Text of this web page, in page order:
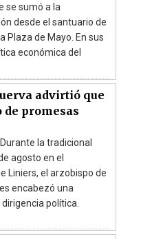
se sumó a la
desde el santuario de
Plaza de Mayo. En sus
económica del
advirtió que
de promesas
Durante la tradicional
agosto en el
Liniers, el arzobispo de
encabezó una
política.